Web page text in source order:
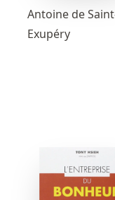
Antoine de
Exupéry